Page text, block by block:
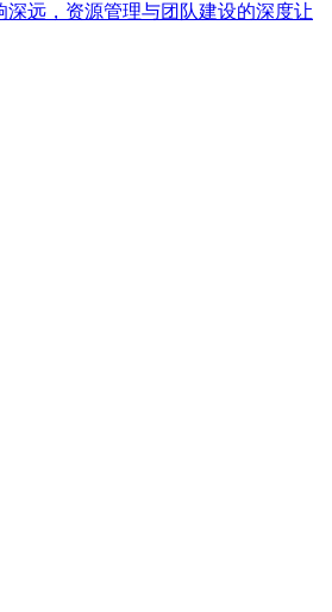
深远，资源管理与团队建设的深度让